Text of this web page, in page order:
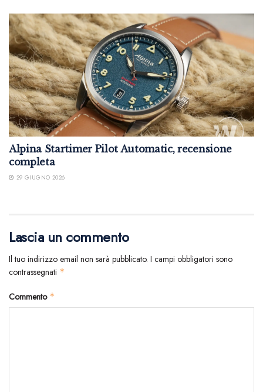
Alpina Startimer Pilot Automatic, recensione
completa
29 GIUGNO 2026
Lascia un commento
Il tuo indirizzo email non sarà pubblicato. I campi obbligatori sono
contrassegnati *
Commento *